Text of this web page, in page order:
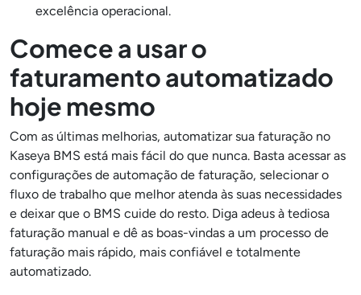
excelência operacional.
Comece a usar o
faturamento automatizado
hoje mesmo
Com as últimas melhorias, automatizar sua faturação no
Kaseya BMS está mais fácil do que nunca. Basta acessar as
configurações de automação de faturação, selecionar o
fluxo de trabalho que melhor atenda às suas necessidades
e deixar que o BMS cuide do resto. Diga adeus à tediosa
faturação manual e dê as boas-vindas a um processo de
faturação mais rápido, mais confiável e totalmente
automatizado.